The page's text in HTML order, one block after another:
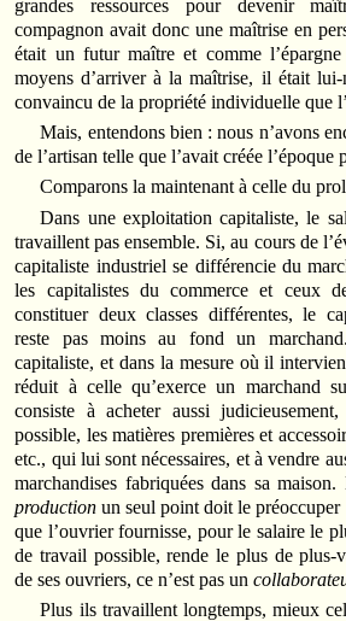
grandes ressources pour devenir
compagnon avait donc une maîtrise en
était un futur maître et comme
moyens d’arriver à la maîtrise, il était lui-
convaincu de la propriété individuelle que
Mais, entendons bien : nous n’avons
de l’artisan telle que l’avait créée l’époque
Comparons la maintenant à celle du
Dans une exploitation capitaliste, le
travaillent pas ensemble. Si, au cours de
capitaliste industriel se diffé­rencie du
les capitalistes du commerce et ceux
constituer deux classes différentes, le
reste pas moins au fond un
capitaliste, et dans la mesure où il
réduit à celle qu’exerce un marchand
consiste à acheter aussi
possible, les matières premières et
etc., qui lui sont nécessaires, et à vendre
marchandises fabriquées dans sa
production un seul point doit le
que l’ouvrier fournisse, pour le salaire le
de travail possible, rende le plus de plus-
de ses ouvriers, ce n’est pas un
Plus ils travaillent longtemps, mieux